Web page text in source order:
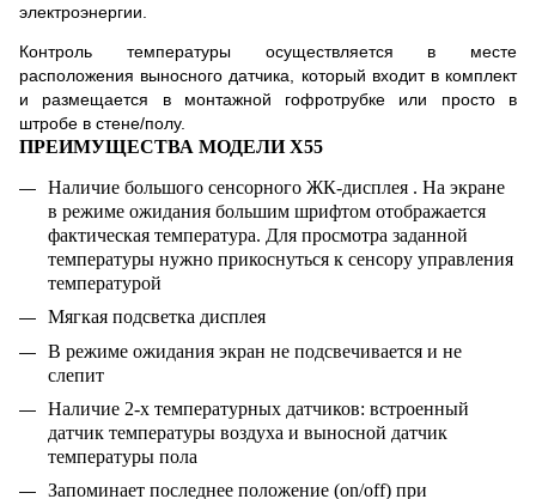
электроэнергии.
Контроль температуры осуществляется в месте
расположения выносного датчика, который входит в комплект
и размещается в монтажной гофротрубке или просто в
штробе в стене/полу.
ПРЕИМУЩЕСТВА МОДЕЛИX55
Наличие большого сенсорного ЖК-дисплея . На экране
в режиме ожидания большим шрифтом отображается
фактическая температура. Для просмотра заданной
температуры нужно прикоснуться к сенсору управления
температурой
Мягкая подсветка дисплея
В режиме ожидания экран не подсвечивается и не
слепит
Наличие 2-х температурных датчиков: встроенный
датчик температуры воздуха и выносной датчик
температуры пола
Запоминает последнее положение (on/off) при